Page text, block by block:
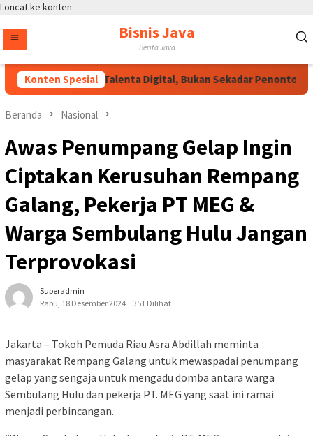
Loncat ke konten
Bisnis Java
Berita Java
Konten Spesial
Jadilah Talenta Digital, Bukan Sekadar Penonton di Era
Beranda Nasional
Awas Penumpang Gelap Ingin
Ciptakan Kerusuhan Rempang
Galang, Pekerja PT MEG &
Warga Sembulang Hulu Jangan
Terprovokasi
Superadmin
Rabu, 18 Desember 2024
351 Dilihat
Jakarta – Tokoh Pemuda Riau Asra Abdillah meminta
masyarakat Rempang Galang untuk mewaspadai penumpang
gelap yang sengaja untuk mengadu domba antara warga
Sembulang Hulu dan pekerja PT. MEG yang saat ini ramai
menjadi perbincangan.